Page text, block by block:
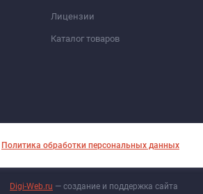
Лицензии
Каталог товаров
Digi-Web.ru — создание и поддержка сайта
Политика обработки персональных данных